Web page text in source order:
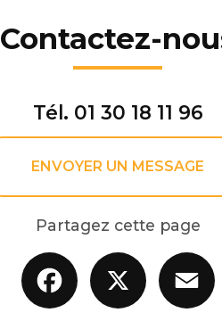
Contactez-
Tél. 01 30 18 11 96
ENVOYER UN MESSAGE
Partagez cette page
Facebook